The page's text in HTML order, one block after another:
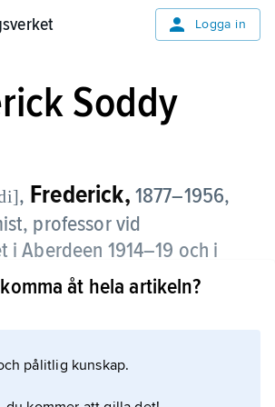
Logga in
Soddy
, Frederick, 1877–1956,
professor vid
i Aberdeen 1914–19 och i
utgörs av
åt hela artikeln?
pålitlig kunskap.